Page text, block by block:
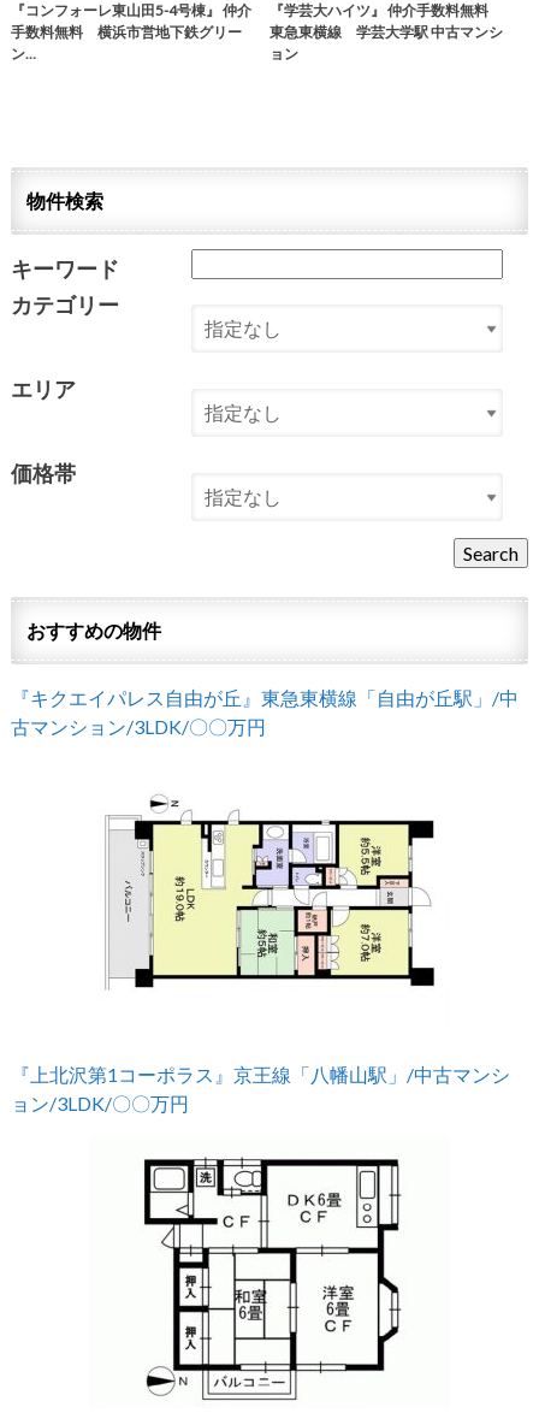
『コンフォーレ東山田5-4号棟』 仲介
手数料無料 横浜市営地下鉄グリー
ン…
『学芸大ハイツ』 仲介手数料無料
東急東横線 学芸大学駅 中古マンシ
ョン
物件検索
キーワード
カテゴリー
エリア
価格帯
おすすめの物件
『キクエイパレス自由が丘』東急東横線「自由が丘駅」/中
古マンション/3LDK/〇〇万円
『上北沢第1コーポラス』京王線「八幡山駅」/中古マンシ
ョン/3LDK/〇〇万円